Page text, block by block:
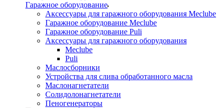
Гаражное оборудование
Аксессуары для гаражного оборудования Meclube
Гаражное оборудование Meclube
Гаражное оборудование Puli
Аксессуары для гаражного оборудования
Meclube
Puli
Маслосборники
Устройства для слива обработанного масла
Маслонагнетатели
Солидолонагнетатели
Пеногенераторы